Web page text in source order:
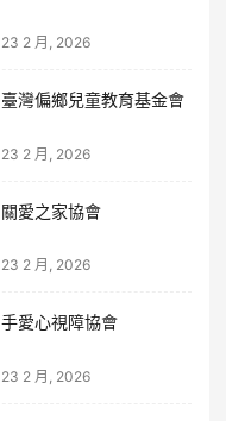
23 2 月, 2026
臺灣偏鄉兒童教育基金會
23 2 月, 2026
關愛之家協會
23 2 月, 2026
手愛心視障協會
23 2 月, 2026